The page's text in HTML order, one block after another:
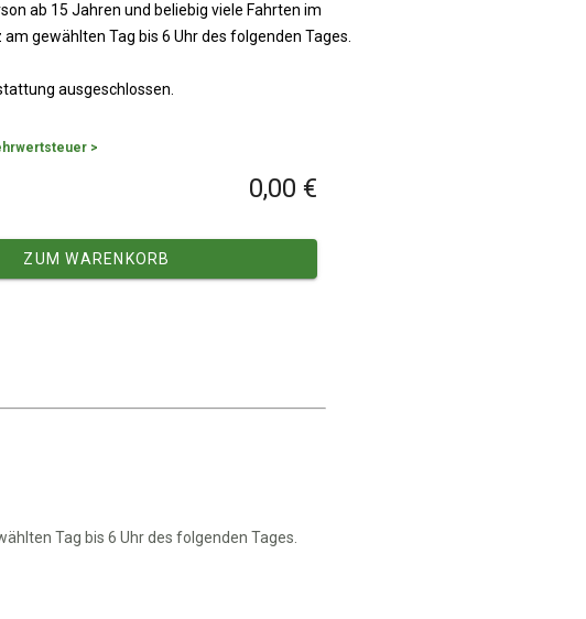
ab 15 Jahren und beliebig viele Fahrten im
gewählten Tag bis 6 Uhr des folgenden Tages.
ausgeschlossen.
>
0,00 €
ZUM WARENKORB
Tag bis 6 Uhr des folgenden Tages.